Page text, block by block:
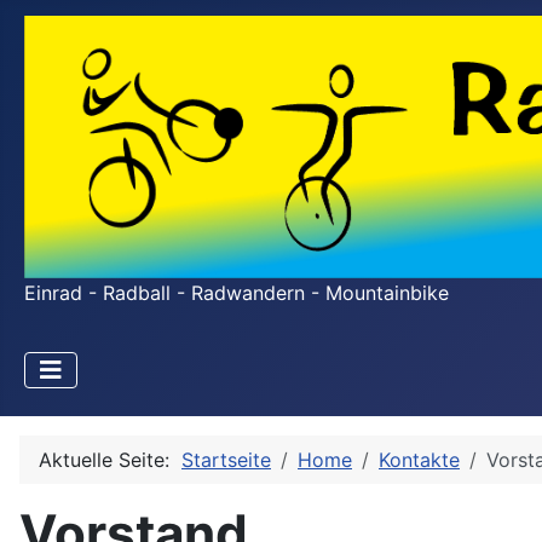
Einrad - Radball - Radwandern - Mountainbike
Aktuelle Seite: Startseite Home Kontakte